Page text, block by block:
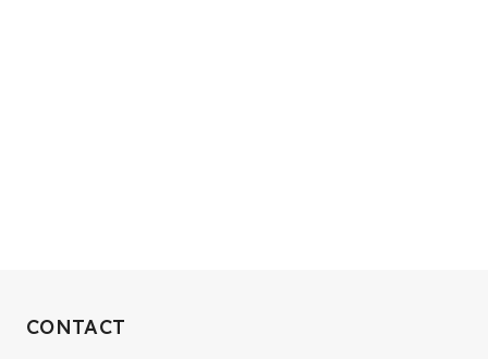
CONTACT